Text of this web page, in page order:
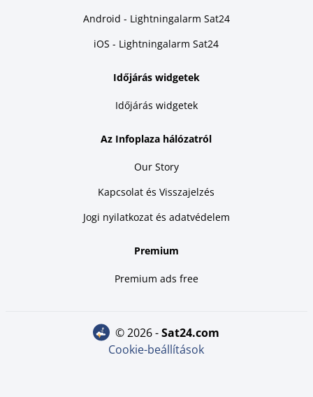
Android - Lightningalarm Sat24
iOS - Lightningalarm Sat24
Időjárás widgetek
Időjárás widgetek
Az Infoplaza hálózatról
Our Story
Kapcsolat és Visszajelzés
Jogi nyilatkozat és adatvédelem
Premium
Premium ads free
© 2026 - sat24.com
Cookie-beállítások